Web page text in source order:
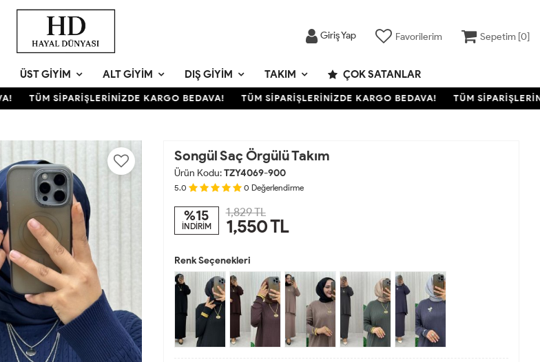
Giriş Yap Favorilerim Sepetim [0]
ÜST GIYIM ALT GIYIM DIŞ GIYIM TAKIM ÇOK SATANLAR
TÜM SİPARİŞLERİNİZDE KARGO BEDAVA! TÜM SİPARİŞLERİNİZDE KARGO BEDAVA! TÜM
Songül Saç Örgülü Takım
Ürün Kodu:TZY4069-900
5.0 0 Değerlendirme
%15
İNDİRİM
1,829 TL
1,550TL
Renk Seçenekleri